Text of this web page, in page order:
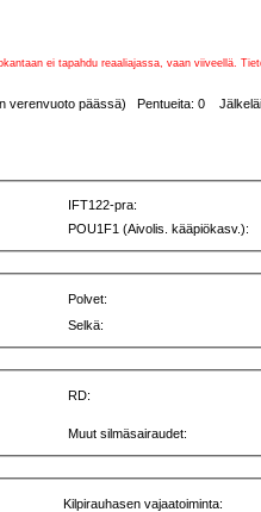
ei tapahdu reaaliajassa, vaan viiveellä.
verenvuoto päässä) Pentueita: 0
IFT122-pra:
POU1F1 (Aivolis. kääpiökasv.):
Polvet:
Selkä:
RD:
Muut silmäsairaudet:
Kilpirauhasen vajaatoiminta: